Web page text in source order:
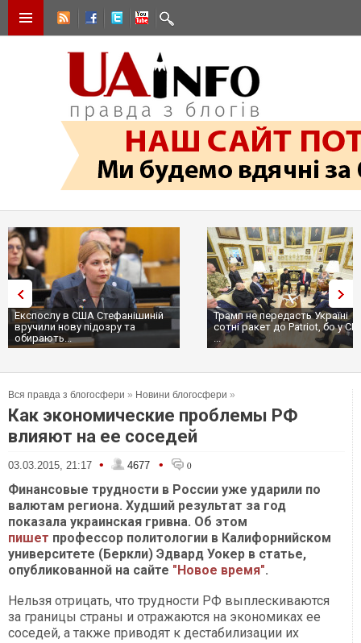
Експослу в США Стефанішиній
вручили нову підозру та
обирають...
Трамп не передасть Україні
сотні ракет до Patriot, бо у
...
Вся правда з блогосфери » Новини блогосфери »
Как экономические проблемы РФ
влияют на ее соседей
03.03.2015, 21:17 • 4677 • 0
Финансовые трудности в России уже ударили по
валютам региона. Худший результат за год
показала украинская гривна. Об этом
пишет профессор политологии в Калифорнийском
университете (Беркли) Эдвард Уокер в статье,
опубликованной на сайте "Новое время".
Нельзя отрицать, что трудности РФ выплескиваются
за границы страны и отражаются на экономиках ее
соседей, а также приводят к дестабилизации их